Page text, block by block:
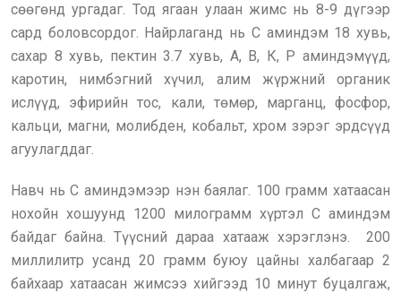
сөөгөнд ургадаг. Тод ягаан улаан жимс нь 8-9 дүгээр
сард боловсордог. Найрлаганд нь С аминдэм 18 хувь,
сахар 8 хувь, пектин 3.7 хувь, А, В, К, Р аминдэмүүд,
каротин, нимбэгний хүчил, алим жүржний органик
ислүүд, эфирийн тос, кали, төмөр, марганц, фосфор,
кальци, магни, молибден, кобальт, хром зэрэг эрдсүүд
агуулагддаг.
Навч нь С аминдэмээр нэн баялаг. 100 грамм хатаасан
нохойн хошуунд 1200 милограмм хүртэл С аминдэм
байдаг байна. Түүсний дараа хатааж хэрэглэнэ. 200
миллилитр усанд 20 грамм буюу цайны халбагаар 2
байхаар хатаасан жимсээ хийгээд 10 минут буцалгаж,